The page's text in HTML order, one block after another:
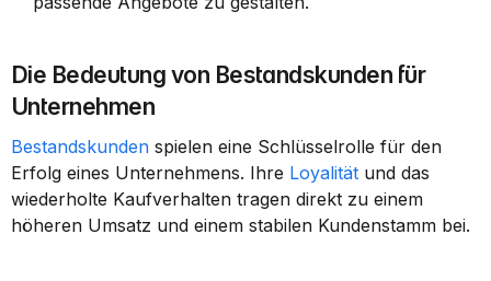
Die Bedeutung von Bestandskunden für
Unternehmen
Bestandskunden spielen eine Schlüsselrolle für den
Erfolg eines Unternehmens. Ihre Loyalität und das
wiederholte Kaufverhalten tragen direkt zu einem
höheren Umsatz und einem stabilen Kundenstamm bei.